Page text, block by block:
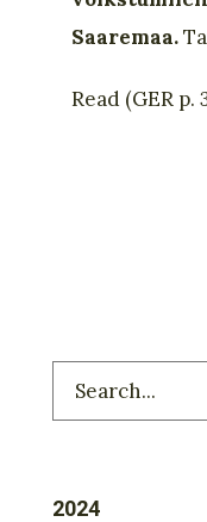
Saaremaa.
Read (GER p.
2024